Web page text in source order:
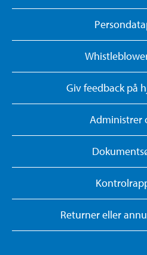
Giv feedback på
Administrer
Returner eller